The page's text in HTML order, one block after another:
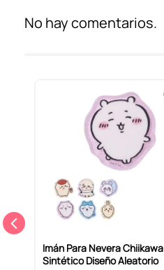
Tu nombre
Dirección de email
No hay comentarios.
Imán Para Nevera Chiikawa
Sintético Diseño Aleatorio